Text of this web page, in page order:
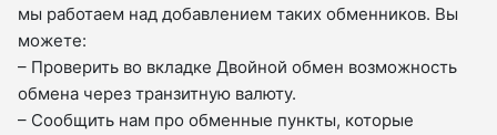
мы работаем над добавлением таких обменников. Вы
можете:
– Проверить во вкладкe Двойной обмен возможность
обмена через транзитную валюту.
– Сообщить нам про обменные пункты, которые